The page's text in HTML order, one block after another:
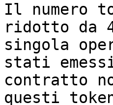
Il numero
ridotto da
singola
stati
contratto
questi